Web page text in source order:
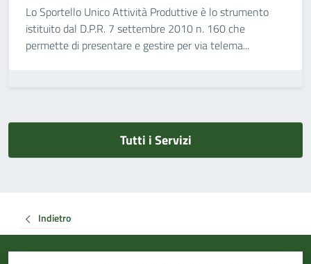
Lo Sportello Unico Attività Produttive è lo strumento
istituito dal D.P.R. 7 settembre 2010 n. 160 che
permette di presentare e gestire per via telema...
Tutti i Servizi
Indietro